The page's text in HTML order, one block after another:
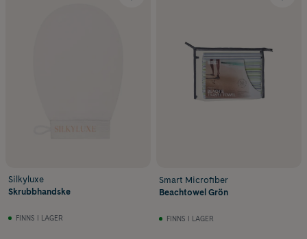
Silkyluxe
Skrubbhandske
FINNS I LAGER
Smart Microfiber
Beachtowel Grön
FINNS I LAGER